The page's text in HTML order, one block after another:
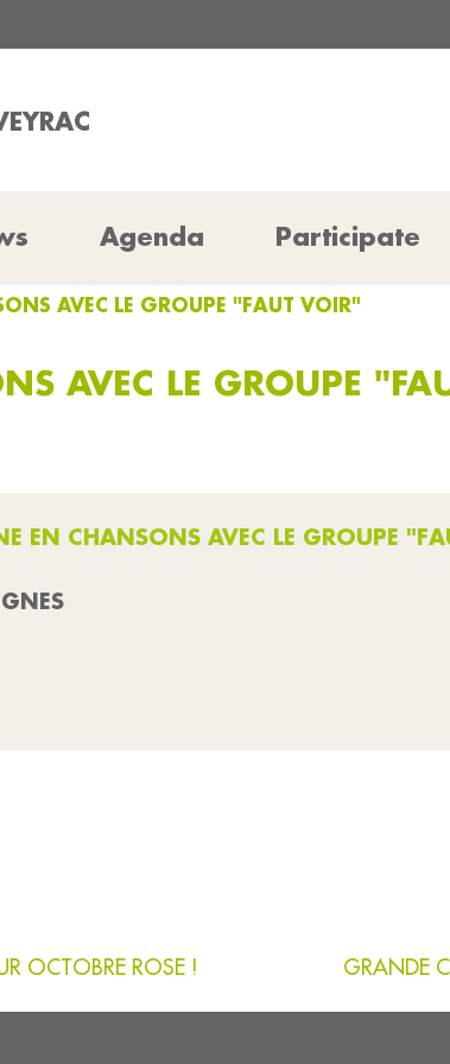
Agenda Participate
AVEC LE GROUPE "FAUT VOIR"
AVEC LE GROUPE
EN CHANSONS AVEC LE GROUPE
OCTOBRE ROSE !
GRANDE